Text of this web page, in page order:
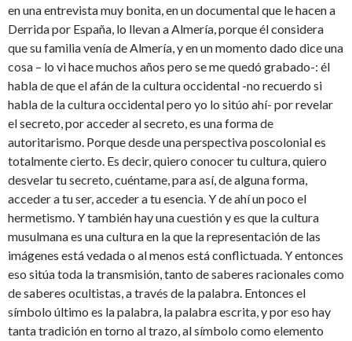
en una entrevista muy bonita, en un documental que le hacen a
Derrida por España, lo llevan a Almería, porque él considera
que su familia venía de Almería, y en un momento dado dice una
cosa – lo vi hace muchos años pero se me quedó grabado-: él
habla de que el afán de la cultura occidental -no recuerdo si
habla de la cultura occidental pero yo lo sitúo ahí- por revelar
el secreto, por acceder al secreto, es una forma de
autoritarismo. Porque desde una perspectiva poscolonial es
totalmente cierto. Es decir, quiero conocer tu cultura, quiero
desvelar tu secreto, cuéntame, para así, de alguna forma,
acceder a tu ser, acceder a tu esencia. Y de ahí un poco el
hermetismo. Y también hay una cuestión y es que la cultura
musulmana es una cultura en la que la representación de las
imágenes está vedada o al menos está conflictuada. Y entonces
eso sitúa toda la transmisión, tanto de saberes racionales como
de saberes ocultistas, a través de la palabra. Entonces el
símbolo último es la palabra, la palabra escrita, y por eso hay
tanta tradición en torno al trazo, al símbolo como elemento